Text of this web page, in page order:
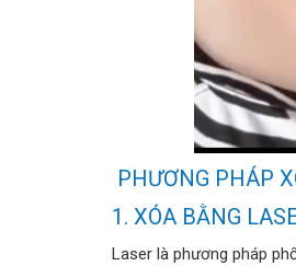
PHƯƠNG PHÁP
1. XÓA BẰNG
Laser là phương pháp